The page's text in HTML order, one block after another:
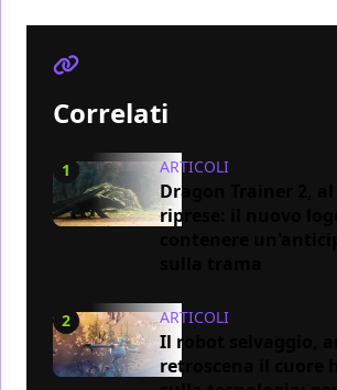
Correlati
1 ARTICOLI
Dragon Trainer 2, al
riprese: il nuovo
2 ARTICOLI
Il robot selvaggio,
retroscena il cuore